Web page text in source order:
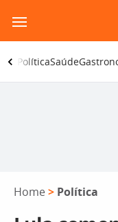
para
o
conteúdo
PolíticaSaúde
Home > Política